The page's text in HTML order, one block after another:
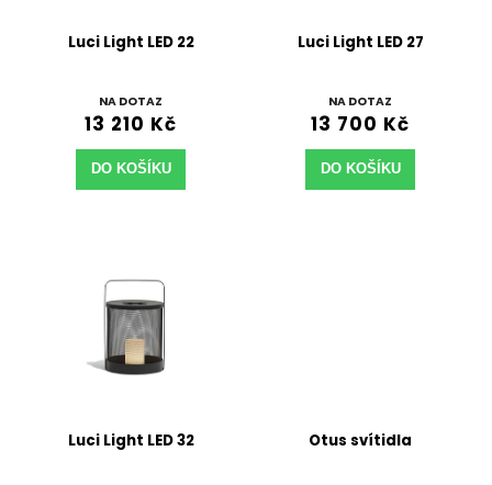
Luci Light LED 22
NA DOTAZ
13 210 Kč
DO KOŠÍKU
Luci Light LED 27
NA DOTAZ
13 700 Kč
DO KOŠÍKU
Luci Light LED 32 Otus svítidla